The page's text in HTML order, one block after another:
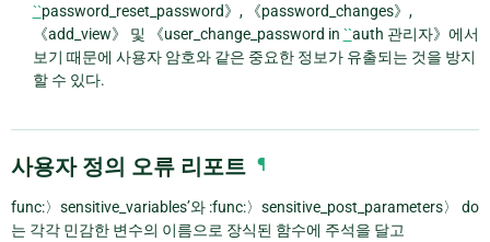
``password_reset_password》, 《password_changes》,
《add_view》 및 《user_change_password in ``auth 관리자》에서
보기 때문에 사용자 암호와 같은 중요한 정보가 유출되는 것을 방지
할 수 있다.
사용자 정의 오류 리포트 ¶
func:〉sensitive_variables’와 :func:〉sensitive_post_parameters〉 do
는 각각 민감한 변수의 이름으로 장식된 함수에 주석을 달고